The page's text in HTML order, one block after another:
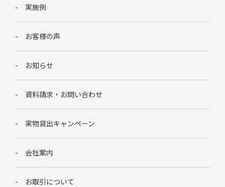
実施例
お客様の声
お知らせ
資料請求・お問い合わせ
実物貸出キャンペーン
会社案内
お取引について